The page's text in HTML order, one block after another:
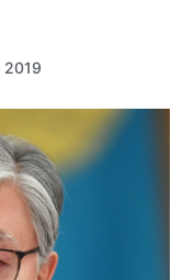
2019